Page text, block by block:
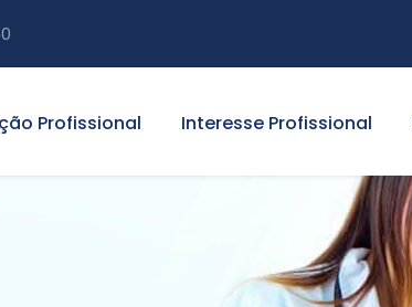
Profissional Interesse Profissional